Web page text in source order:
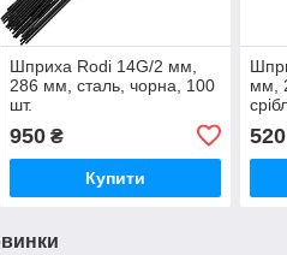
Шприха Rodi 14G/2 мм,
286 мм, сталь, чорна, 100
шт.
950₴
Купити
мм,
520